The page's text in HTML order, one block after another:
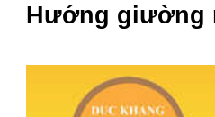
Hướng giường